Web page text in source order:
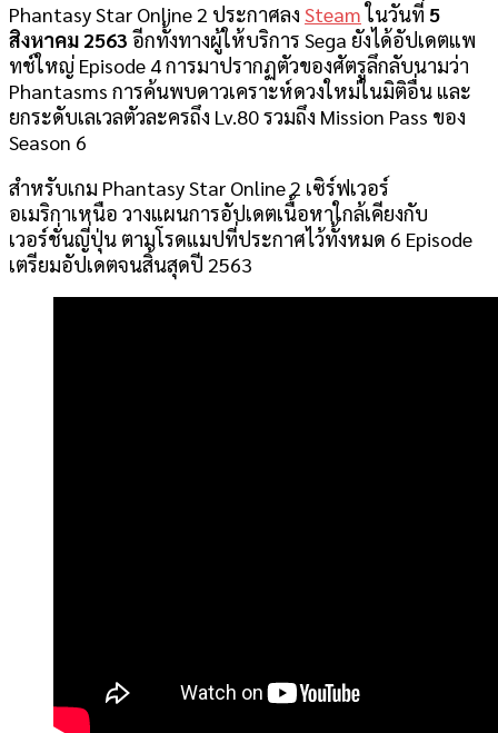
Phantasy Star Online 2 ประกาศลง Steamในวันที่ 5
สิงหาคม 2563 อีกทั้งทางผู้ให้บริการ Sega ยังได้อัปเดตแพ
ทช์ใหญ่ Episode 4 การมาปรากฏตัวของศัตรูลึกลับนามว่า
Phantasms การค้นพบดาวเคราะห์ดวงใหม่ในมิติอื่น และ
ยกระดับเลเวลตัวละครถึง Lv.80 รวมถึง Mission Pass ของ
Season 6
สำหรับเกม Phantasy Star Online 2 เซิร์ฟเวอร์
อเมริกาเหนือ วางแผนการอัปเดตเนื้อหาใกล้เคียงกับ
เวอร์ชั่นญี่ปุ่น ตามโรดแมปที่ประกาศไว้ทั้งหมด 6 Episode
เตรียมอัปเดตจนสิ้นสุดปี 2563